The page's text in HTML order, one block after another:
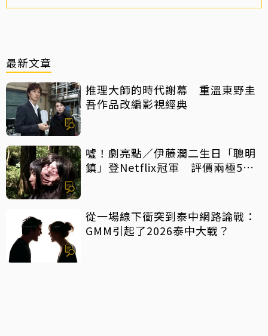
最新文章
推理大師的時代謝幕 重溫東野圭
吾作品改編影視經典
噓！劇亮點／伊藤潤二生日「聰明
鎮」登Netflix冠軍 評價兩極5大
從一場線下衝突到泰中網路論戰：
GMM引起了2026泰中大戰？